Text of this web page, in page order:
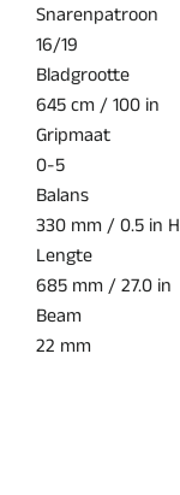
Snarenpatroon
16/19
Bladgrootte
645 cm / 100 in
Gripmaat
0-5
Balans
330 mm / 0.5 in
Lengte
685 mm / 27.0 in
Beam
22 mm